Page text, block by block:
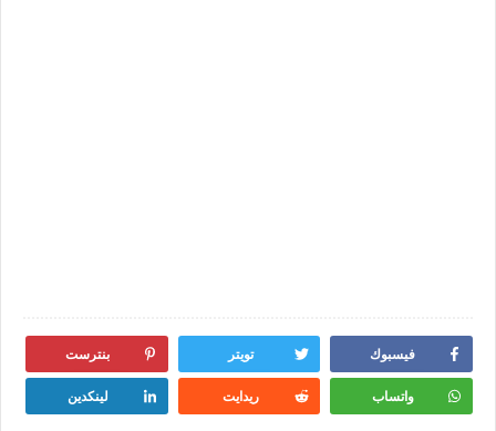
فيسبوك تويتر بنترست
واتساب ريدايت لينكدين